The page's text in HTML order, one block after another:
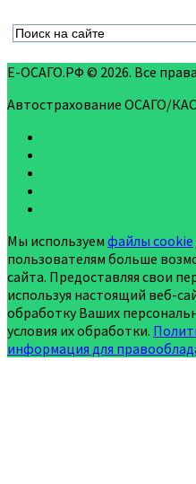
Е-ОСАГО.РФ © 2026. Все
Автострахование ОСАГО/
Мы используем файлы cookie
пользователям больше
сайта. Предоставляя свои
используя настоящий веб-
обработку Ваших
условия их обработки.
информация для